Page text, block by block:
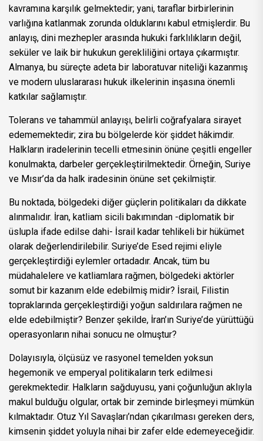
kavramına karşılık gelmektedir; yani, taraflar birbirlerinin
varlığına katlanmak zorunda olduklarını kabul etmişlerdir. Bu
anlayış, dini mezhepler arasında hukuki farklılıkların değil,
seküler ve laik bir hukukun gerekliliğini ortaya çıkarmıştır.
Almanya, bu süreçte adeta bir laboratuvar niteliği kazanmış
ve modern uluslararası hukuk ilkelerinin inşasına önemli
katkılar sağlamıştır.
Tolerans ve tahammül anlayışı, belirli coğrafyalara sirayet
edememektedir; zira bu bölgelerde kör şiddet hâkimdir.
Halkların iradelerinin tecelli etmesinin önüne çeşitli engeller
konulmakta, darbeler gerçekleştirilmektedir. Örneğin, Suriye
ve Mısır’da da halk iradesinin önüne set çekilmiştir.
Bu noktada, bölgedeki diğer güçlerin politikaları da dikkate
alınmalıdır. İran, katliam sicili bakımından -diplomatik bir
üslupla ifade edilse dahi- İsrail kadar tehlikeli bir hükümet
olarak değerlendirilebilir. Suriye’de Esed rejimi eliyle
gerçekleştirdiği eylemler ortadadır. Ancak, tüm bu
müdahalelere ve katliamlara rağmen, bölgedeki aktörler
somut bir kazanım elde edebilmiş midir? İsrail, Filistin
topraklarında gerçekleştirdiği yoğun saldırılara rağmen ne
elde edebilmiştir? Benzer şekilde, İran’ın Suriye’de yürüttüğü
operasyonların nihai sonucu ne olmuştur?
Dolayısıyla, ölçüsüz ve rasyonel temelden yoksun
hegemonik ve emperyal politikaların terk edilmesi
gerekmektedir. Halkların sağduyusu, yani çoğunluğun aklıyla
makul bulduğu olgular, ortak bir zeminde birleşmeyi mümkün
kılmaktadır. Otuz Yıl Savaşları’ndan çıkarılması gereken ders,
kimsenin şiddet yoluyla nihai bir zafer elde edemeyeceğidir.